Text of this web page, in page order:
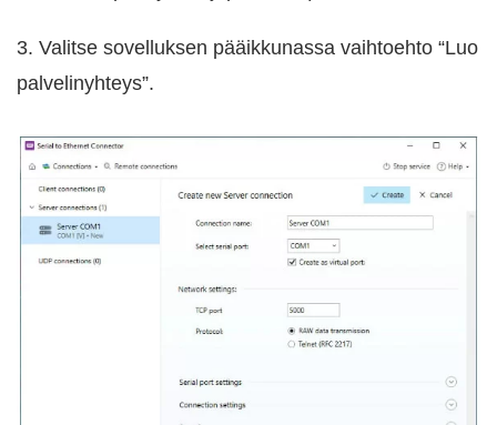
3. Valitse sovelluksen pääikkunassa vaihtoehto “Luo
palvelinyhteys”.